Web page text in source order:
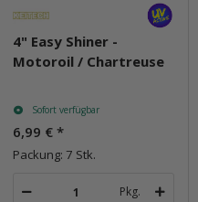
4" Easy Shiner -
Motoroil / Chartreuse
Sofort verfügbar
6,99 € *
Packung: 7 Stk.
Pkg.